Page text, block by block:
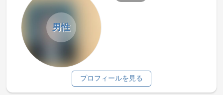
男性
プロフィールを見る